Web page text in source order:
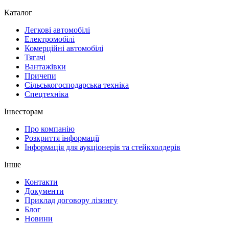
Каталог
Легкові автомобілі
Електромобілі
Комерційні автомобілі
Тягачі
Вантажівки
Причепи
Сільськогосподарська техніка
Спецтехніка
Інвесторам
Про компанію
Розкриття інформації
Інформація для аукціонерів та стейкхолдерів
Інше
Контакти
Документи
Приклад договору лізингу
Блог
Новини